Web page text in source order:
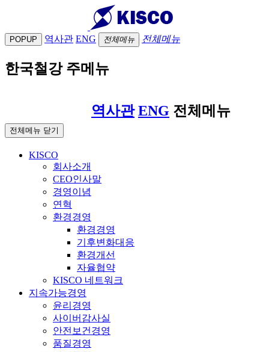
POPUP 역사관 ENG 전체메뉴 전체메뉴
한국철강 주메뉴
역사관 ENG 전체메뉴
전체메뉴 닫기
KISCO
회사소개
CEO인사말
경영이념
연혁
환경경영
환경경영
기후변화대응
환경개선
자율협약
KISCO 네트워크
지속가능경영
윤리경영
사이버감사실
안전보건경영
품질경영